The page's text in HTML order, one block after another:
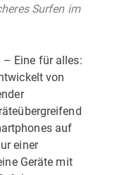
Surfen im
– Eine für alles:
von
auf
einer
Geräte mit